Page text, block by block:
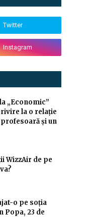
„Economic”
la o relație
și un
WizzAir de pe
o pe soția
Popa, 23 de